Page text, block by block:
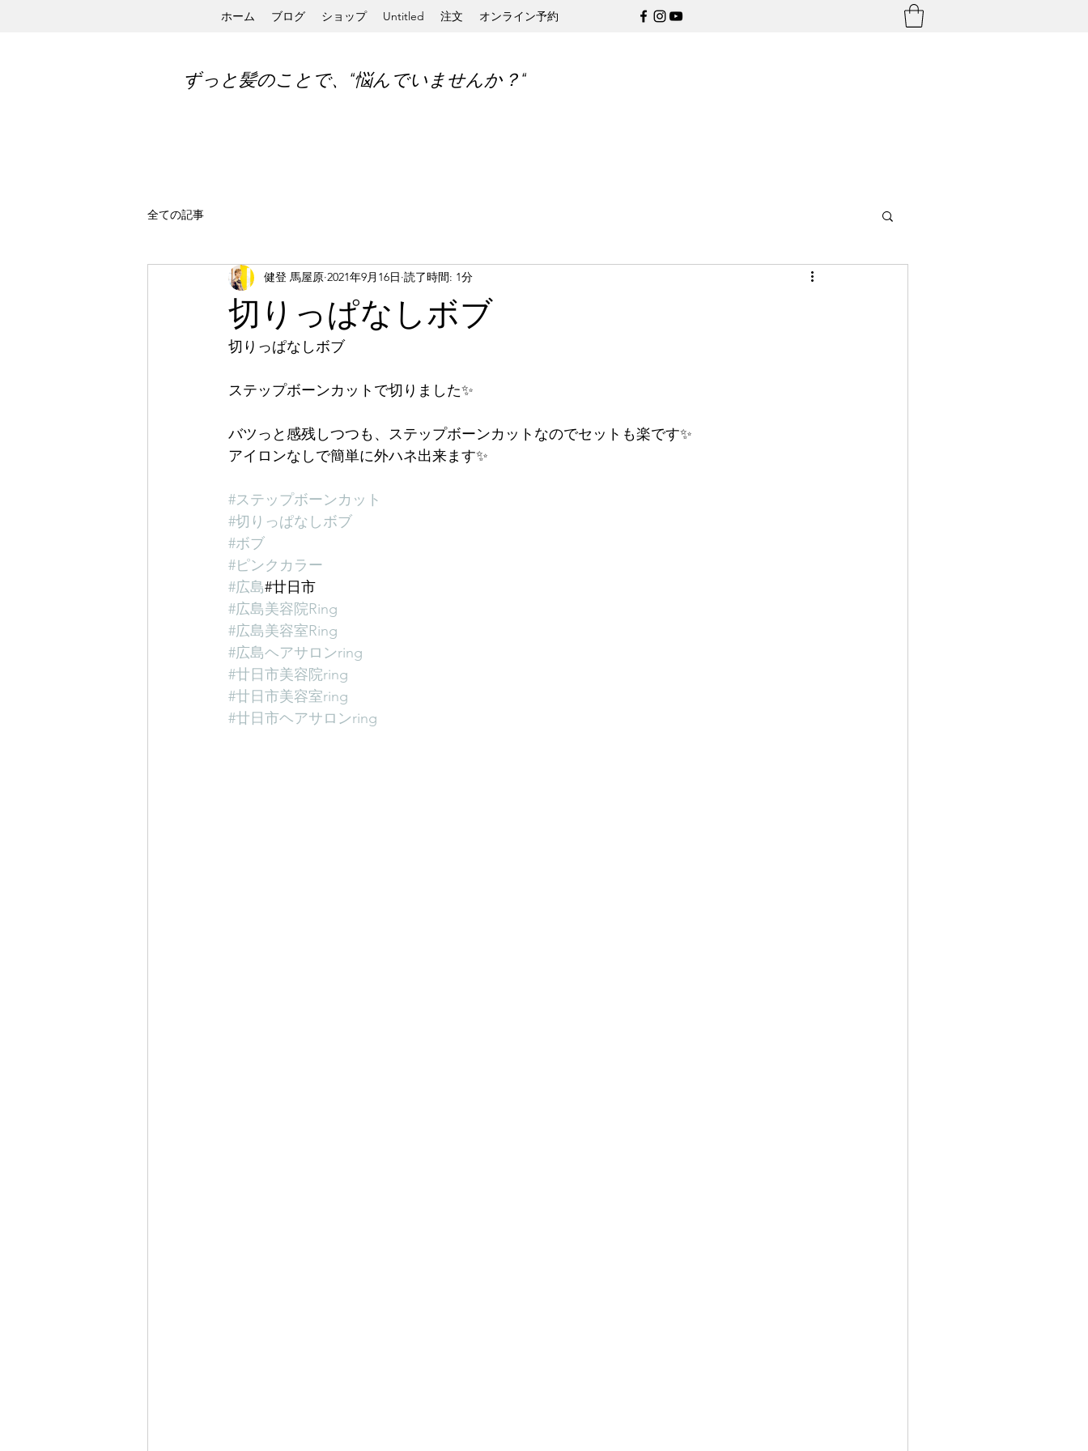
ホーム ブログ ショップ Untitled 注文 オンライン予約
ずっと髪のことで、“悩んでいませんか？“
全ての記事
切りっぱなしボブ
健登 馬屋原 2021年9月16日 読了時間: 1分
切りっぱなしボブ
ステップボーンカットで切りました✨
バツっと感残しつつも、ステップボーンカットなのでセットも楽です✨
アイロンなしで簡単に外ハネ出来ます✨
#ステップボーンカット
#切りっぱなしボブ
#ボブ
#ピンクカラー
#広島#廿日市
#広島美容院Ring
#広島美容室Ring
#広島ヘアサロンring
#廿日市美容院ring
#廿日市美容室ring
#廿日市ヘアサロンring